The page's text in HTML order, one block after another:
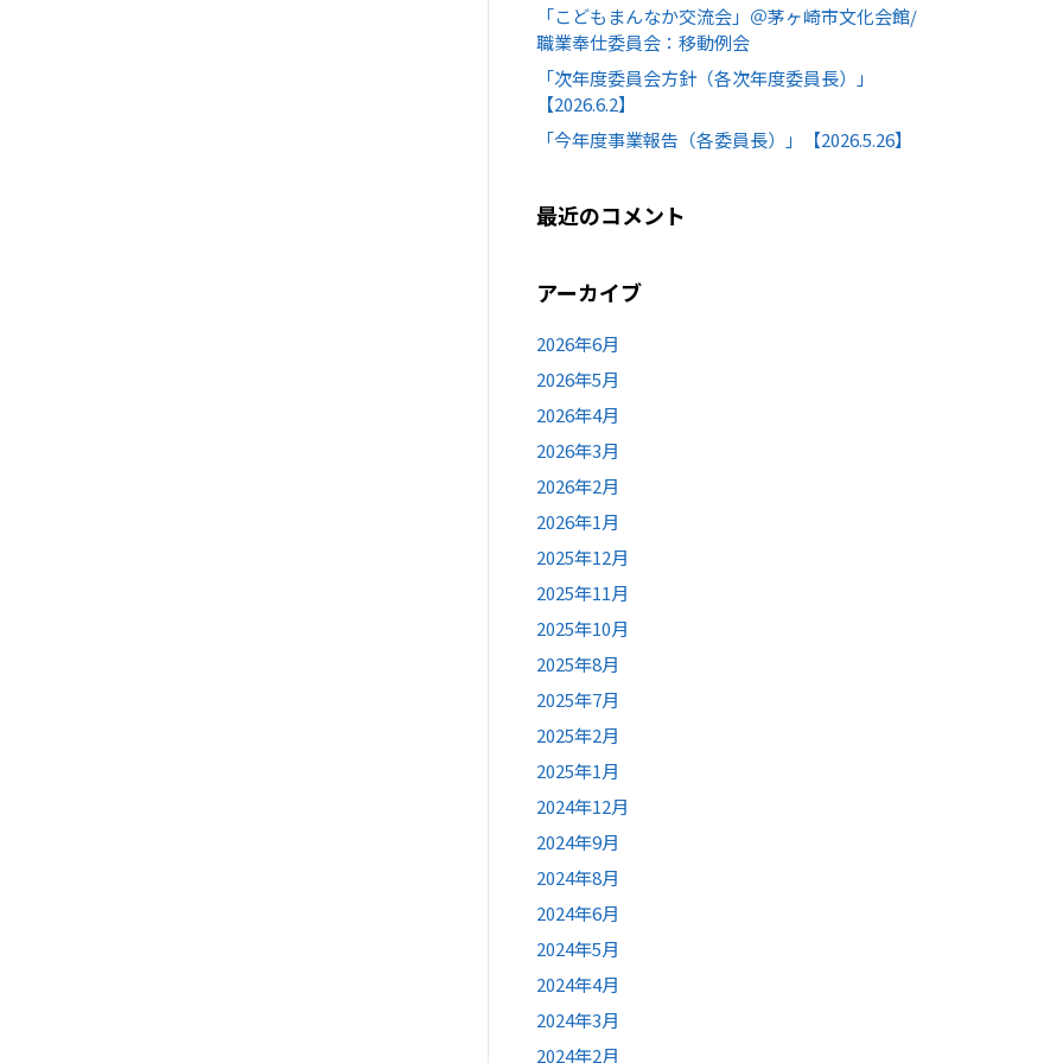
「こどもまんなか交流会」＠茅ヶ崎市文化会館/
職業奉仕委員会：移動例会
「次年度委員会方針（各次年度委員長）」
【2026.6.2】
「今年度事業報告（各委員長）」【2026.5.26】
最近のコメント
アーカイブ
2026年6月
2026年5月
2026年4月
2026年3月
2026年2月
2026年1月
2025年12月
2025年11月
2025年10月
2025年8月
2025年7月
2025年2月
2025年1月
2024年12月
2024年9月
2024年8月
2024年6月
2024年5月
2024年4月
2024年3月
2024年2月